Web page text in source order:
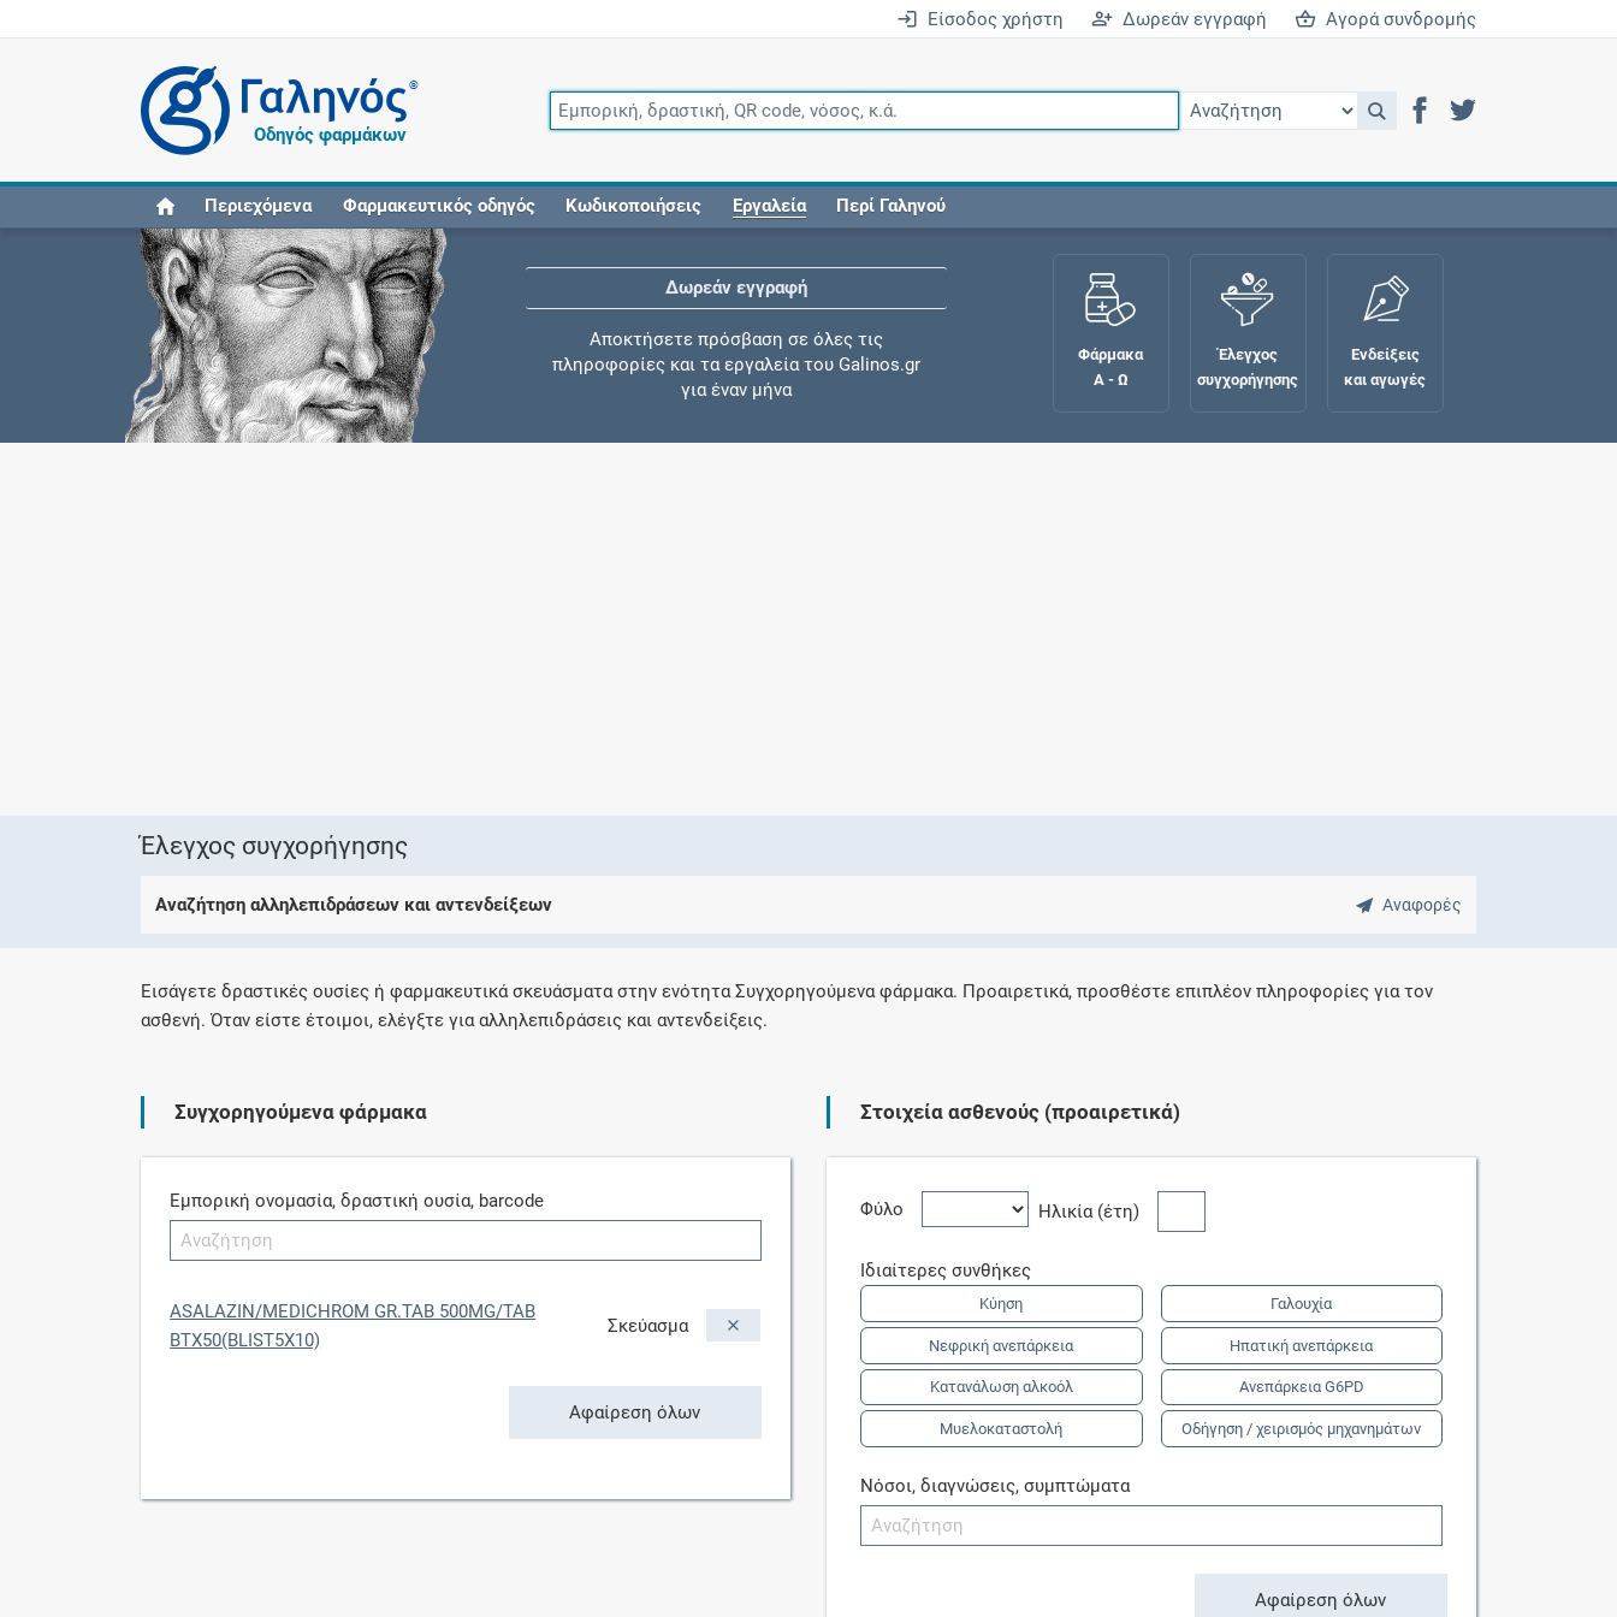
Είσοδος χρήστη Δωρεάν εγγραφή Αγορά συνδρομής
®
Οδηγός φαρμάκων
Περιεχόμενα Φαρμακευτικός οδηγός Κωδικοποιήσεις Εργαλεία Περί Γαληνού
Δωρεάν εγγραφή
Αποκτήσετε πρόσβαση σε όλες τις
πληροφορίες και τα εργαλεία του Galinos.gr
για έναν μήνα
Ενημερωθείτε για την ασφάλεια χορήγησης
ενός φαρμάκου κατά τη διάρκεια της
Συνδρομές
Μάθετε περισσότερα για τα οφέλη και τις
προγραμμάτων
Ενδείξεις και αγωγές
Βρείτε θεραπευτικές ενδείξεις και αγωγές για
Φάρμακα
Α - Ω
Έλεγχος
συγχορήγησης
Ενδείξεις
και αγωγές
Έλεγχος συγχορήγησης
Αναφορές
Αναζήτηση αλληλεπιδράσεων και αντενδείξεων
Εισάγετε δραστικές ουσίες ή φαρμακευτικά σκευάσματα στην ενότητα Συγχορηγούμενα φάρμακα. Προαιρετικά, προσθέστε επιπλέον πληροφορίες για τον
ασθενή. Όταν είστε έτοιμοι, ελέγξτε για αλληλεπιδράσεις και αντενδείξεις.
Συγχορηγούμενα φάρμακα
Εμπορική ονομασία, δραστική ουσία, barcode
ASALAZIN/MEDICHROM GR.TAB 500MG/TAB
BTX50(BLIST5X10)
Σκεύασμα
Αφαίρεση όλων
Στοιχεία ασθενούς (προαιρετικά)
Φύλο Ηλικία (έτη)
Ιδιαίτερες συνθήκες
Κύηση
Νεφρική ανεπάρκεια
Κατανάλωση αλκοόλ
Μυελοκαταστολή
Γαλουχία
Ηπατική ανεπάρκεια
Ανεπάρκεια G6PD
Οδήγηση / χειρισμός μηχανημάτων
Νόσοι, διαγνώσεις, συμπτώματα
Αφαίρεση όλων